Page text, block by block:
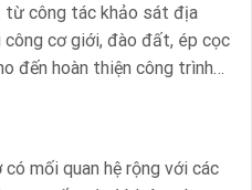
từ công tác khảo sát địa
cơ giới, đào đất, ép cọc
đến hoàn thiện công trình…
có mối quan hệ rộng với các